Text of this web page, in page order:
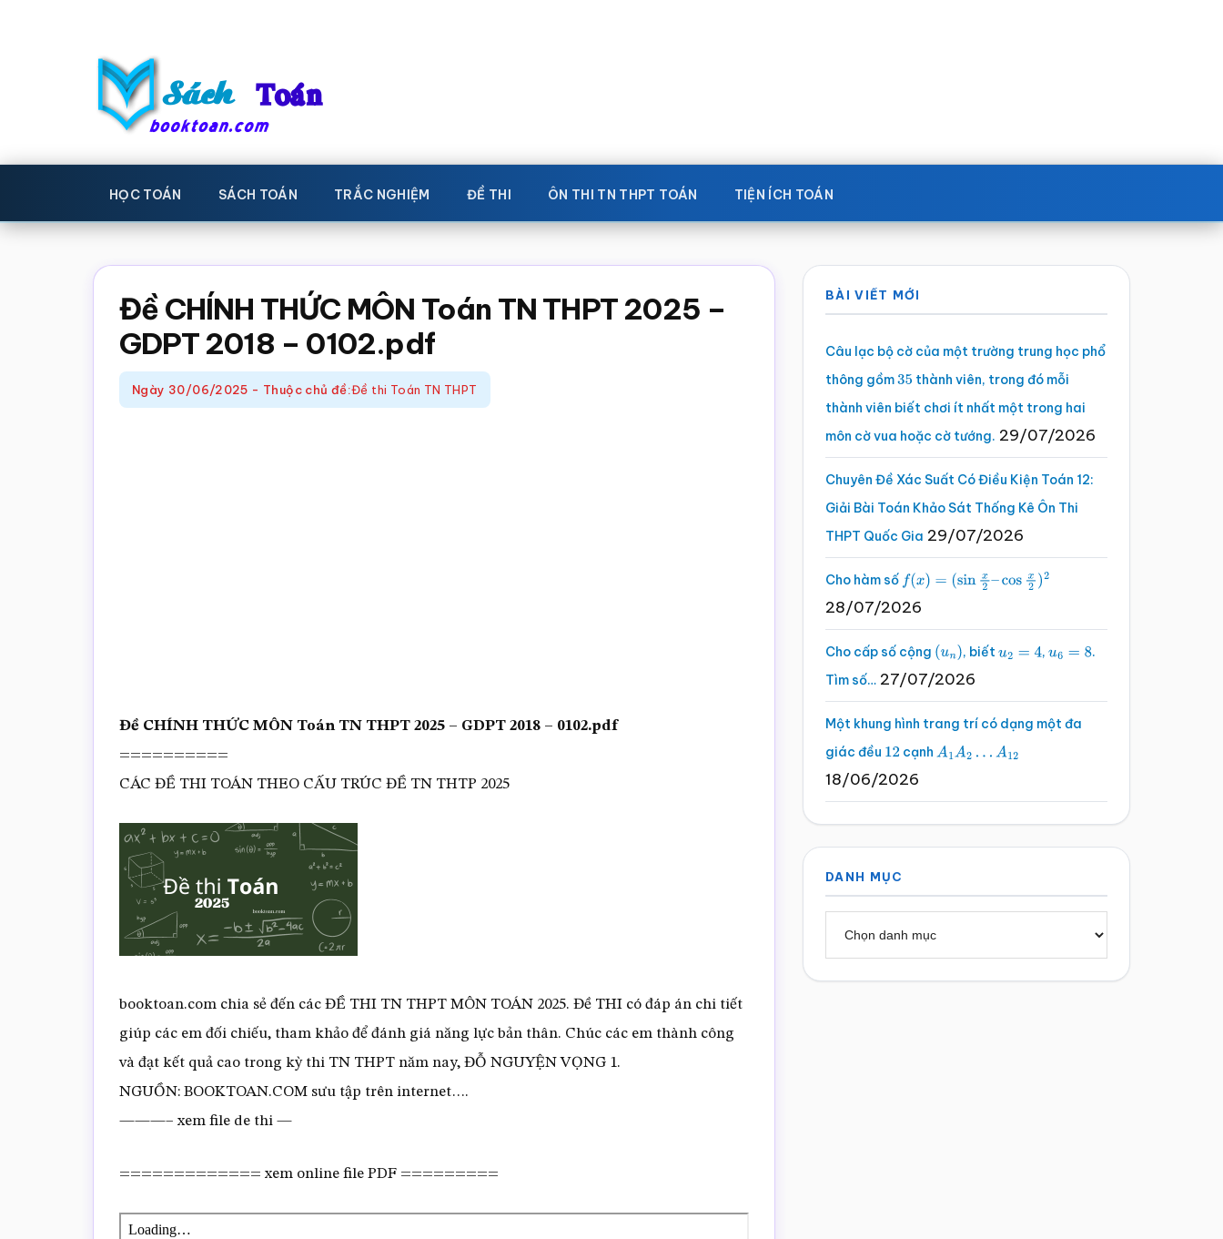
Sách
Toán
-
Học
toán
Học
toán,
toán,
Sách
khoa
Toán,
trắc
HỌC TOÁN SÁCH TOÁN TRẮC NGHIỆM ĐỀ THI ÔN THI TN THPT TOÁN TIỆN ÍCH TOÁN
Đề CHÍNH THỨC MÔN Toán TN THPT 2025 –
GDPT 2018 – 0102.pdf
Ngày 30/06/2025 - Thuộc chủ đề:Đề thi Toán TN THPT
Đề CHÍNH THỨC MÔN Toán TN THPT 2025 – GDPT 2018 – 0102.pdf
==========
CÁC ĐỀ THI TOÁN THEO CẤU TRÚC ĐỀ TN THTP 2025
booktoan.com chia sẻ đến các ĐỀ THI TN THPT MÔN TOÁN 2025. Đề THI có đáp án chi tiết
giúp các em đối chiếu, tham khảo để đánh giá năng lực bản thân. Chúc các em thành công
và đạt kết quả cao trong kỳ thi TN THPT năm nay, ĐỖ NGUYỆN VỌNG 1.
NGUỒN: BOOKTOAN.COM sưu tập trên internet….
———– xem file de thi —
============= xem online file PDF =========
Sidebar
chính
BÀI VIẾT MỚI
Câu lạc bộ cờ của một trường trung học phổ
thông gồm35 thành viên, trong đó mỗi
thành viên biết chơi ít nhất một trong hai
môn cờ vua hoặc cờ tướng. 29/07/2026
Chuyên Đề Xác Suất Có Điều Kiện Toán 12:
Giải Bài Toán Khảo Sát Thống Kê Ôn Thi
THPT Quốc Gia 29/07/2026
Cho hàm số f(x)=(sinx2 –cosx2 )2
28/07/2026
Cho cấp số cộng (un), biếtu2 =4 , u6 =8
.
Tìm số… 27/07/2026
Một khung hình trang trí có dạng một đa
giác đều 12 cạnh A1A2…A 12
18/06/2026
DANH MỤC